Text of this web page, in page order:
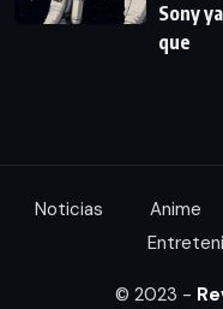
Sony
que
Noticias Anime
© 2023 -